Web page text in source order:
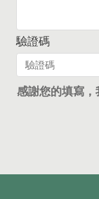
驗證碼
感謝您的填寫，